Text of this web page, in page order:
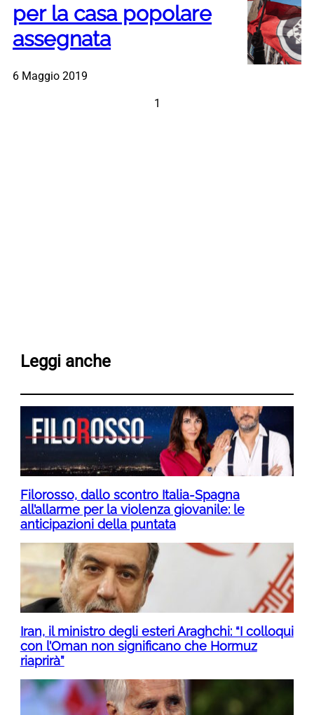
per la casa popolare
assegnata
6 Maggio 2019
1
Leggi anche
Filorosso, dallo scontro Italia-Spagna
all’allarme per la violenza giovanile: le
anticipazioni della puntata
Iran, il ministro degli esteri Araghchi: “I colloqui
con l’Oman non significano che Hormuz
riaprirà”